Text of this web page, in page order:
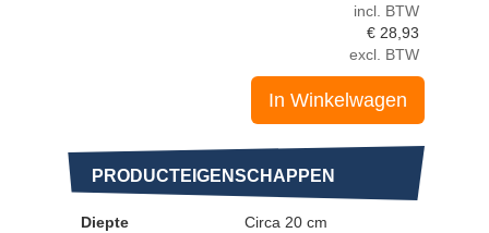
incl. BTW
€ 28,93
excl. BTW
In Winkelwagen
PRODUCTEIGENSCHAPPEN
Diepte
Circa 20 cm